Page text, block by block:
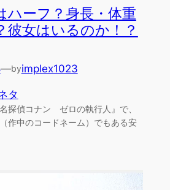
ハーフ？身長・体重
彼女はいるのか！？
—byimplex1023
タ
探偵コナン ゼロの執行人』で、
作中のコードネーム）でもある安